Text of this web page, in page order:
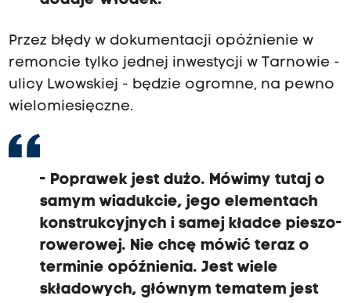
Przez błędy w dokumentacji opóźnienie w
remoncie tylko jednej inwestycji w Tarnowie -
ulicy Lwowskiej - będzie ogromne, na pewno
wielomiesięczne.
- Poprawek jest dużo. Mówimy tutaj o
samym wiadukcie, jego elementach
konstrukcyjnych i samej kładce pieszo-
rowerowej. Nie chcę mówić teraz o
terminie opóźnienia. Jest wiele
składowych, głównym tematem jest